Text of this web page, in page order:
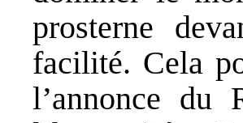
prosterne
facilité. Cela
l’annonce du